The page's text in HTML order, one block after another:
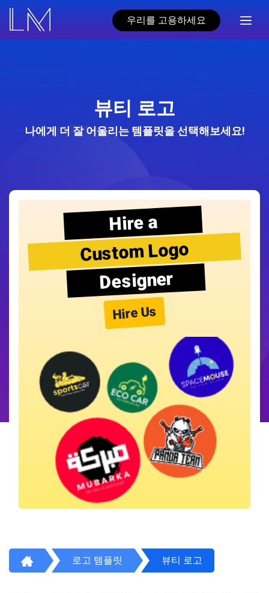
우리를 고용하세요
뷰티 로고
나에게 더 잘 어울리는 템플릿을 선택해보세요!
Hire a
Custom Logo
Designer
Hire Us
로고 템플릿 뷰티 로고